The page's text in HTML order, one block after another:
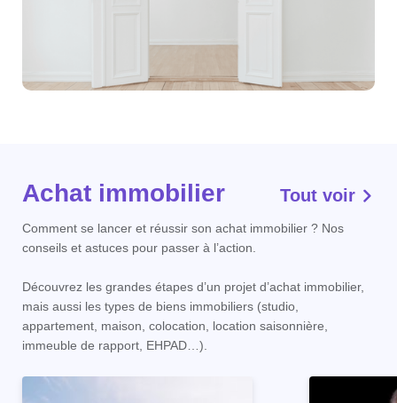
Achat immobilier Tout voir
Comment se lancer et réussir son achat immobilier ? Nos
conseils et astuces pour passer à l’action.
Découvrez les grandes étapes d’un projet d’achat immobilier,
mais aussi les types de biens immobiliers (studio,
appartement, maison, colocation, location saisonnière,
immeuble de rapport, EHPAD…).